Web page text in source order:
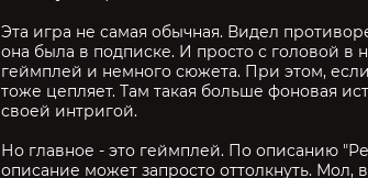
Эта игра не самая обычная. Видел
она была в подписке. И просто с головой в
геймплей и немного сюжета. При этом,
тоже цепляет. Там такая больше фоновая
своей интригой.
Но главное - это геймплей. По описанию
описание может запросто оттолкнуть.